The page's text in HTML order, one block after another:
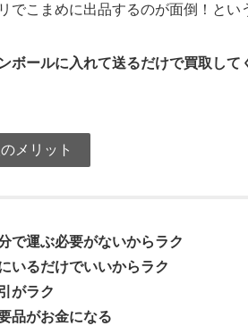
でこまめに出品するのが面倒！と
ボールに入れて送るだけで買取して
メリット
で運ぶ必要がないからラク
いるだけでいいからラク
がラク
品がお金になる